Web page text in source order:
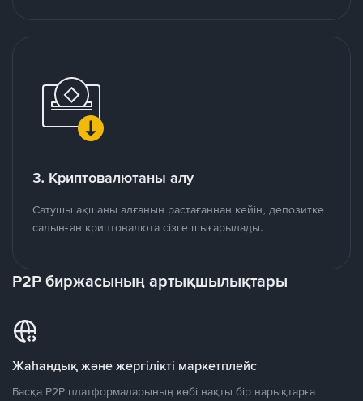
3. Криптовалютаны алу
Сатушы ақшаны алғанын растағаннан кейін, депозитке
салынған криптовалюта сізге шығарылады.
P2P биржасының артықшылықтары
Жаһандық және жергілікті маркетплейс
Басқа P2P платформаларының көбі нақты бір нарықтарға